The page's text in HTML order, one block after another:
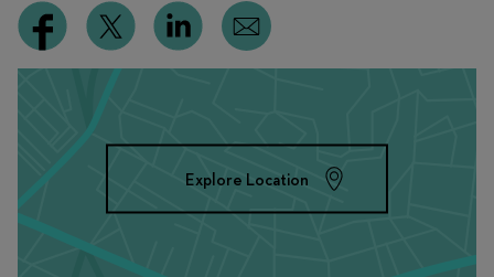
Explore Location